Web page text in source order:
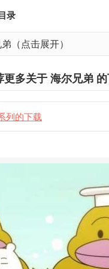
录
（点击展开）
多关于 海尔兄弟
列的下载